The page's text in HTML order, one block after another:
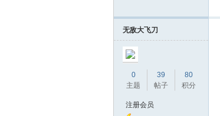
圳
无敌大飞刀
0
主题
39
帖子
80
积分
注册会员